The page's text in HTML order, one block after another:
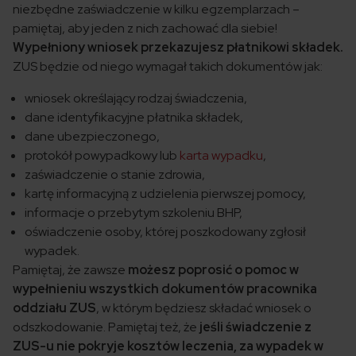
niezbędne zaświadczenie w kilku egzemplarzach –
pamiętaj, aby jeden z nich zachować dla siebie!
Wypełniony wniosek przekazujesz płatnikowi składek.
ZUS będzie od niego wymagał takich dokumentów jak:
wniosek określający rodzaj świadczenia,
dane identyfikacyjne płatnika składek,
dane ubezpieczonego,
protokół powypadkowy lub karta wypadku,
zaświadczenie o stanie zdrowia,
kartę informacyjną z udzielenia pierwszej pomocy,
informacje o przebytym szkoleniu BHP,
oświadczenie osoby, której poszkodowany zgłosił
wypadek.
Pamiętaj, że zawsze możesz poprosić o pomoc w
wypełnieniu wszystkich dokumentów pracownika
oddziału ZUS, w którym będziesz składać wniosek o
odszkodowanie. Pamiętaj też, że jeśli świadczenie z
ZUS-u nie pokryje kosztów leczenia, za wypadek w